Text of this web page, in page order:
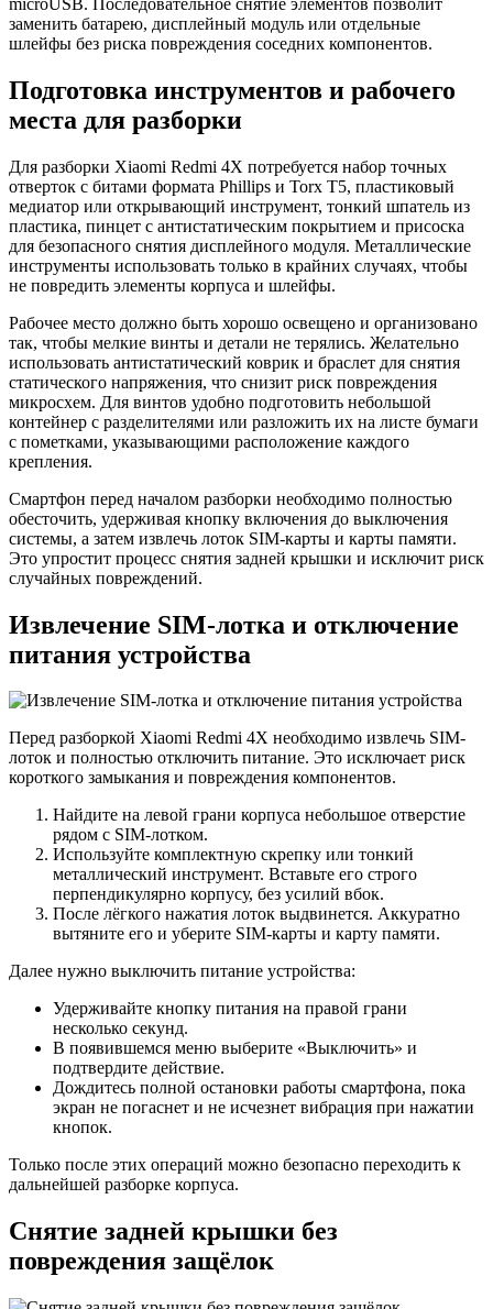
заменить батарею, дисплейный модуль или отдельные
шлейфы без риска повреждения соседних компонентов.
Подготовка инструментов и рабочего
места для разборки
Для разборки Xiaomi Redmi 4X потребуется набор точных
отверток с битами формата Phillips и Torx T5, пластиковый
медиатор или открывающий инструмент, тонкий шпатель из
пластика, пинцет с антистатическим покрытием и присоска
для безопасного снятия дисплейного модуля. Металлические
инструменты использовать только в крайних случаях, чтобы
не повредить элементы корпуса и шлейфы.
Рабочее место должно быть хорошо освещено и организовано
так, чтобы мелкие винты и детали не терялись. Желательно
использовать антистатический коврик и браслет для снятия
статического напряжения, что снизит риск повреждения
микросхем. Для винтов удобно подготовить небольшой
контейнер с разделителями или разложить их на листе бумаги
с пометками, указывающими расположение каждого
крепления.
Смартфон перед началом разборки необходимо полностью
обесточить, удерживая кнопку включения до выключения
системы, а затем извлечь лоток SIM-карты и карты памяти.
Это упростит процесс снятия задней крышки и исключит риск
случайных повреждений.
Извлечение SIM-лотка и отключение
питания устройства
Перед разборкой Xiaomi Redmi 4X необходимо извлечь SIM-
лоток и полностью отключить питание. Это исключает риск
короткого замыкания и повреждения компонентов.
Найдите на левой грани корпуса небольшое отверстие
рядом с SIM-лотком.
Используйте комплектную скрепку или тонкий
металлический инструмент. Вставьте его строго
перпендикулярно корпусу, без усилий вбок.
После лёгкого нажатия лоток выдвинется. Аккуратно
вытяните его и уберите SIM-карты и карту памяти.
Далее нужно выключить питание устройства:
Удерживайте кнопку питания на правой грани
несколько секунд.
В появившемся меню выберите «Выключить» и
подтвердите действие.
Дождитесь полной остановки работы смартфона, пока
экран не погаснет и не исчезнет вибрация при нажатии
кнопок.
Только после этих операций можно безопасно переходить к
дальнейшей разборке корпуса.
Снятие задней крышки без
повреждения защёлок